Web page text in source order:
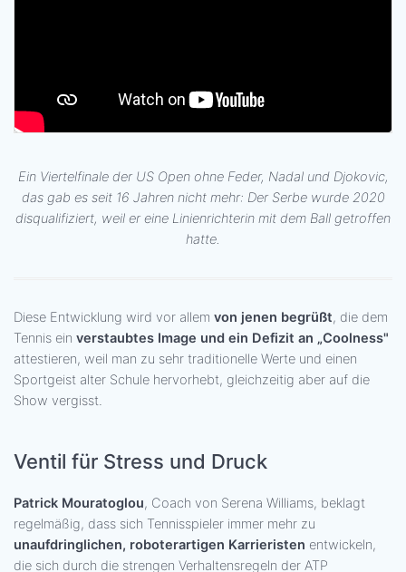
Ein Viertelfinale der US Open ohne Feder, Nadal und Djokovic,
das gab es seit 16 Jahren nicht mehr: Der Serbe wurde 2020
disqualifiziert, weil er eine Linienrichterin mit dem Ball getroffen
hatte.
Diese Entwicklung wird vor allem von jenen begrüßt, die dem
Tennis ein verstaubtes Image und ein Defizit an „Coolness"
attestieren, weil man zu sehr traditionelle Werte und einen
Sportgeist alter Schule hervorhebt, gleichzeitig aber auf die
Show vergisst.
Ventil für Stress und Druck
Patrick Mouratoglou, Coach von Serena Williams, beklagt
regelmäßig, dass sich Tennisspieler immer mehr zu
unaufdringlichen, roboterartigen Karrieristen entwickeln,
die sich durch die strengen Verhaltensregeln der ATP